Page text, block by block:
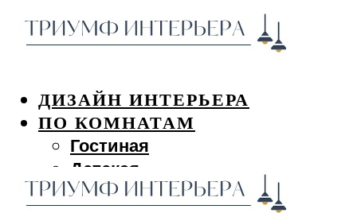
ДИЗАЙН ИНТЕРЬЕРА
ПО КОМНАТАМ
Гостиная
Детская
Спальня